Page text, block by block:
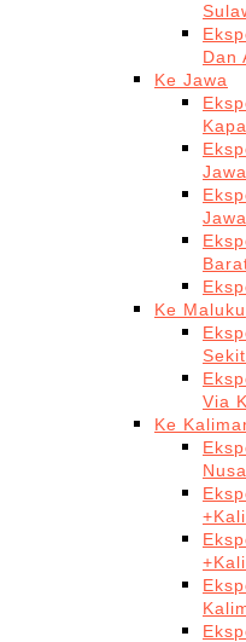
Dan
Ke Jawa
Ke Maluku
Via
Ke